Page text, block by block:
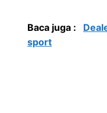
Baca juga :
sport